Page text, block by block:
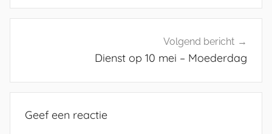
j
d
Volgend bericht
Dienst op 10 mei – Moederdag
Geef een reactie